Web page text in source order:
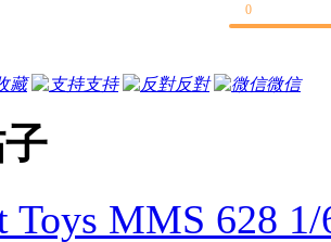
0
藏 支持 反對 微信
Toys MMS 628